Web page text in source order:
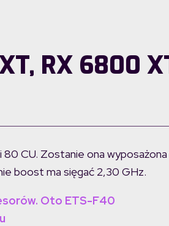
RX 6800
CU. Zostanie ona wyposażona
boost ma sięgać 2,30 GHz.
Oto ETS-F40